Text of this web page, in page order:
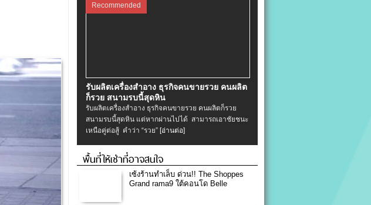
Recommended
รับผลิตเครื่องสําอาง ธุรกิจคนขายรวย คนผลิต
ก็รวย สนามรบนี้สุดหิน
รับผลิตเครื่องสําอาง ธุรกิจคนขายรวย คนผลิตก็รวย
สนามรบนี้สุดหิน แต่หากผ่านไปได้ สามารถเอาชัยชนะ
เหนือคู่ต่อสู้ คำว่า “รวย” [อ่านต่อ]
พื้นที่ให้เช่าที่อาจสนใจ
เซ้งร้านทำเล็บ ด่วน!! The Shoppes
Grand rama9 ใต้คอนโด Belle